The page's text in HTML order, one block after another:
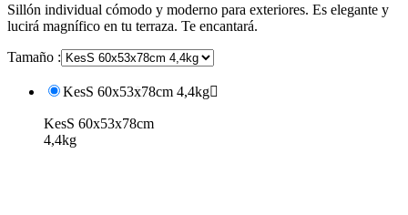
Sillón individual cómodo y moderno para exteriores. Es elegante y
lucirá magnífico en tu terraza. Te encantará.
Tamaño :
KesS 60x53x78cm 4,4kg
KesS 60x53x78cm
4,4kg